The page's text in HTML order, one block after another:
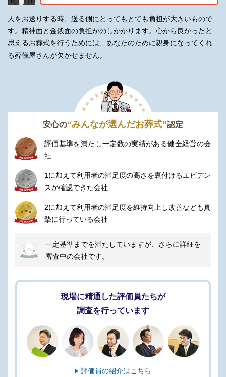
人をお送りする時、送る側にとってもとても負担が大きいもので
す。精神面と金銭面の負担がのしかかります。 心から良かったと
思えるお葬式を行うためには、あなたのために親身になってくれ
る葬儀屋さんが欠かせません。
安心の“みんなが選んだお葬式”認定
評価基準を満たし一定数の実績がある健全経営の会
社
1に加えて利用者の満足度の高さを裏付けるエビデン
スが確認できた会社
2に加えて利用者の満足度を維持向上し改善なども真
摯に行っている会社
一定基準までを満たしていますが、さらに詳細を
審査中の会社です。
現場に精通した評価員たちが
調査を行っています
評価員の紹介はこちら